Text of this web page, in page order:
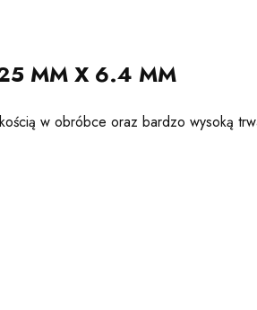
MM X 6.4 MM
w obróbce oraz bardzo wysoką